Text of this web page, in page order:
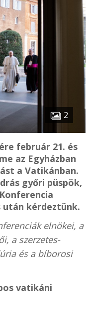
2
február 21. és
az Egyházban
a Vatikánban.
győri püspök,
után kérdeztünk.
elnökei, a
a szerzetes-
és a bíborosi
vatikáni